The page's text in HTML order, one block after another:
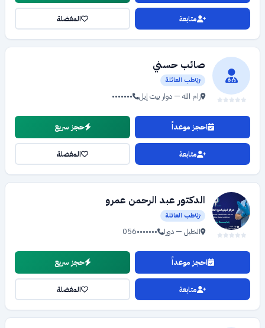
متابعة المفضلة
صائب حسني
طب العائلة
رام الله — دوار بيت إيل •••••••
احجز موعداً حجز سريع
متابعة المفضلة
الدكتور عبد الرحمن عمرو
طب العائلة
الخليل — دورا 056•••••••
احجز موعداً حجز سريع
متابعة المفضلة